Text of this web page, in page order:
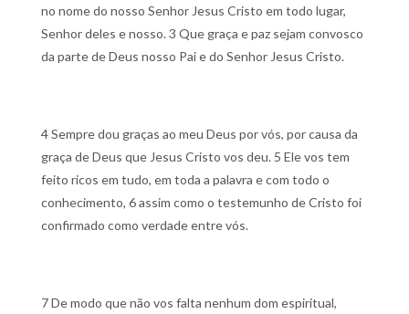
no nome do nosso Senhor Jesus Cristo em todo lugar,
Senhor deles e nosso.3 Que graça e paz sejam convosco
da parte de Deus nosso Pai e do Senhor Jesus Cristo.
4 Sempre dou graças ao meu Deus por vós, por causa da
graça de Deus que Jesus Cristo vos deu. 5 Ele vos tem
feito ricos em tudo, em toda a palavra e com todo o
conhecimento, 6 assim como o testemunho de Cristo foi
confirmado como verdade entre vós.
7 De modo que não vos falta nenhum dom espiritual,